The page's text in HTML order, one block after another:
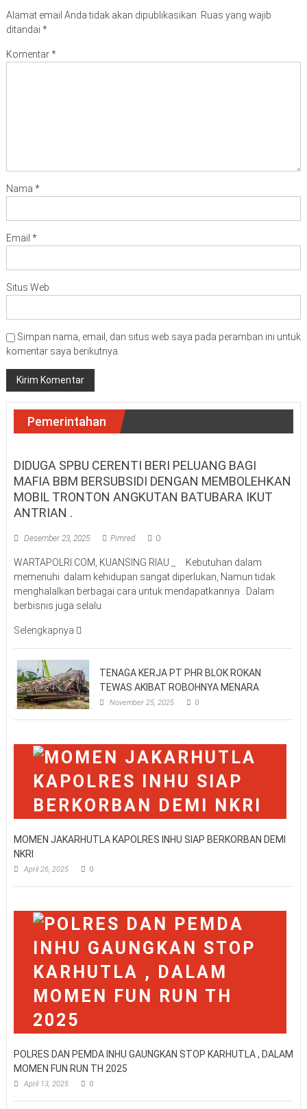
Alamat email Anda tidak akan dipublikasikan. Ruas yang wajib
ditandai *
Komentar*
Nama *
Email *
Situs Web
Simpan nama, email, dan situs web saya pada peramban ini untuk
komentar saya berikutnya.
Pemerintahan
DIDUGA SPBU CERENTI BERI PELUANG BAGI
MAFIA BBM BERSUBSIDI DENGAN MEMBOLEHKAN
MOBIL TRONTON ANGKUTAN BATUBARA IKUT
ANTRIAN .
Desember 23, 2025 Pimred 0
WARTAPOLRI.COM, KUANSING RIAU _ Kebutuhan dalam
memenuhi dalam kehidupan sangat diperlukan, Namun tidak
menghalalkan berbagai cara untuk mendapatkannya . Dalam
berbisnis juga selalu
Selengkapnya
TENAGA KERJA PT PHR BLOK ROKAN
TEWAS AKIBAT ROBOHNYA MENARA
November 25, 2025 0
MOMEN JAKARHUTLA KAPOLRES INHU SIAP BERKORBAN DEMI
NKRI
April 26, 2025 0
POLRES DAN PEMDA INHU GAUNGKAN STOP KARHUTLA , DALAM
MOMEN FUN RUN TH 2025
April 13, 2025 0